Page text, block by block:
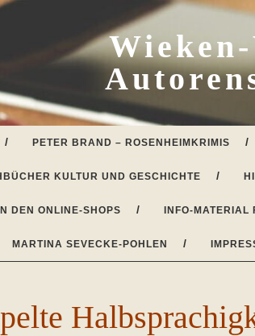
PETER BRAND – ROSENHEIMKRIMIS
KULTUR UND GESCHICHTE
DEN ONLINE-SHOPS INFO-MATERIAL
MARTINA SEVECKE-POHLEN